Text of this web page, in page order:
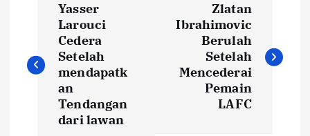
v
Yasser
Larouci
Cedera
Setelah
mendapatk
an
Tendangan
dari lawan
Zlatan
Ibrahimovic
Berulah
Setelah
Mencederai
Pemain
LAFC